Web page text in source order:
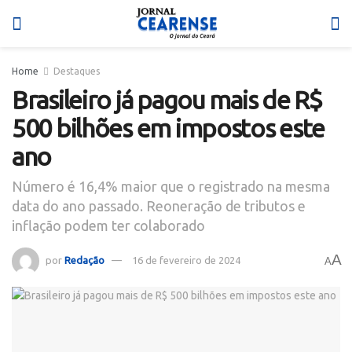
Home Destaques
Brasileiro já pagou mais de R$
500 bilhões em impostos este
ano
Número é 16,4% maior que o registrado na mesma
data do ano passado. Reoneração de tributos e
inflação podem ter colaborado
por Redação 16 de fevereiro de 2024 AA